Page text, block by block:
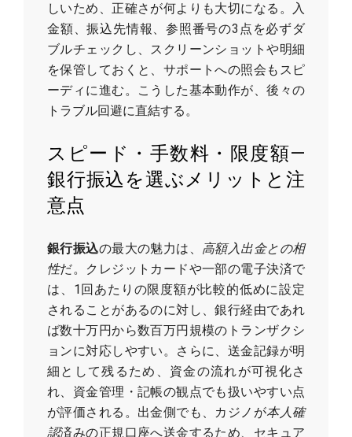
しいため、正確さが何よりも大切になる。入
金額、振込先情報、参照番号の3点を必ずダ
ブルチェックし、スクリーンショットや明細
を保管しておくと、サポートへの照会もスピ
ーディに進む。こうした基本動作が、後々の
トラブル回避に直結する。
スピード・手数料・限度額—
銀行振込を選ぶメリットと注
意点
銀行振込の最大の魅力は、 高額入出金との相
性だ。クレジットカードや一部の電子決済で
は、1回あたりの限度額が比較的低めに設定
されることがあるのに対し、銀行経由であれ
ば数十万円から数百万円規模のトランザクシ
ョンに対応しやすい。さらに、送金記録が明
細として残るため、資金の流れが可視化さ
れ、資金管理・記帳の観点でも扱いやすい点
が評価される。出金側でも、カジノが本人確
認済みの正規口座へ送金するため、セキュア